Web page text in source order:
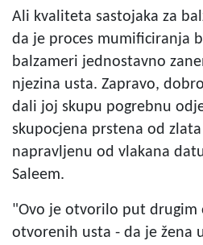
Ali kvaliteta sastojaka za
da je proces mumificiranja
balzameri jednostavno
njezina usta. Zapravo,
dali joj skupu pogrebnu
skupocjena prstena od
napravljenu od vlakana
Saleem.
"Ovo je otvorilo put drugim
otvorenih usta - da je žena